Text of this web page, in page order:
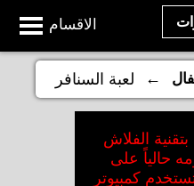
الاقسام
← لعبة السنافر
الفلاش
حالياً على
كمبيوتر